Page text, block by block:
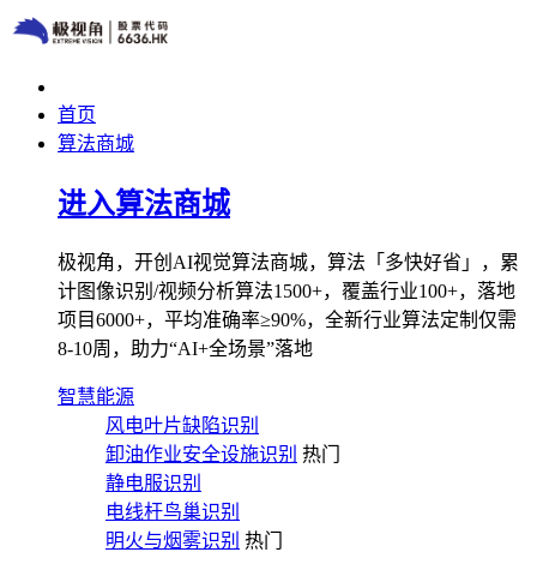
首页
算法商城
进入算法商城
极视角，开创AI视觉算法商城，算法「多快好省」，累
计图像识别/视频分析算法1500+，覆盖行业100+，落地
项目6000+，平均准确率≥90%，全新行业算法定制仅需
8-10周，助力“AI+全场景”落地
智慧能源
风电叶片缺陷识别
卸油作业安全设施识别 热门
静电服识别
电线杆鸟巢识别
明火与烟雾识别 热门